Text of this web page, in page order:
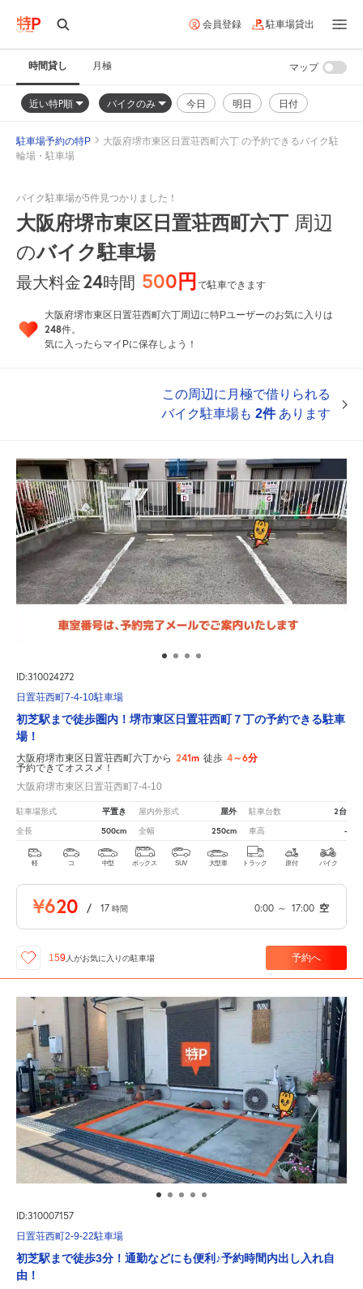
会員登録 駐車場貸出
時間貸し 月極
近い特P順 バイクのみ 今日 明日 日付
マップ
駐車場予約の特P
大阪府堺市東区日置荘西町六丁 の予約できるバイク駐
輪場・駐車場
バイク駐車場が5件見つかりました！
大阪府堺市東区日置荘西町六丁 周辺
のバイク駐車場
最大料金24時間 500円で駐車できます
大阪府堺市東区日置荘西町六丁周辺に特Pユーザーのお気に入りは
248件。
気に入ったらマイPに保存しよう！
この周辺に月極で借りられる
バイク駐車場も 2件あります
ID:310024272
日置荘西町7-4-10駐車場
初芝駅まで徒歩圏内！堺市東区日置荘西町７丁の予約できる駐車
場！
大阪府堺市東区日置荘西町六丁から 241m 徒歩 4～6分
予約できてオススメ！
大阪府堺市東区日置荘西町7-4-10
駐車場形式 平置き 屋内外形式 屋外 駐車台数 2台
全長 500cm 全幅 250cm 車高 -
軽 コ 中型 ボックス SUV 大型車 トラック 原付 バイク
¥620 / 17 時間 0:00 ～ 17:00 空
159人がお気に入りの駐車場 予約へ
ID:310007157
日置荘西町2-9-22駐車場
初芝駅まで徒歩3分！通勤などにも便利♪予約時間内出し入れ自
由！